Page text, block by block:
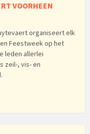
VOORHEEN
organiseert elk
Feestweek op het
leden allerlei
zeil-, vis- en